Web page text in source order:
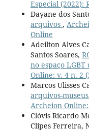
Especial (2022):
Dayane dos
arquivos ,
Online
Adeilton Alves
Santos Soares,
no espaço
Online: v. 4 n. 2
Marcos Ulisses
arquivos-
Archeion
Clóvis Ricardo
Clipes Ferreira,